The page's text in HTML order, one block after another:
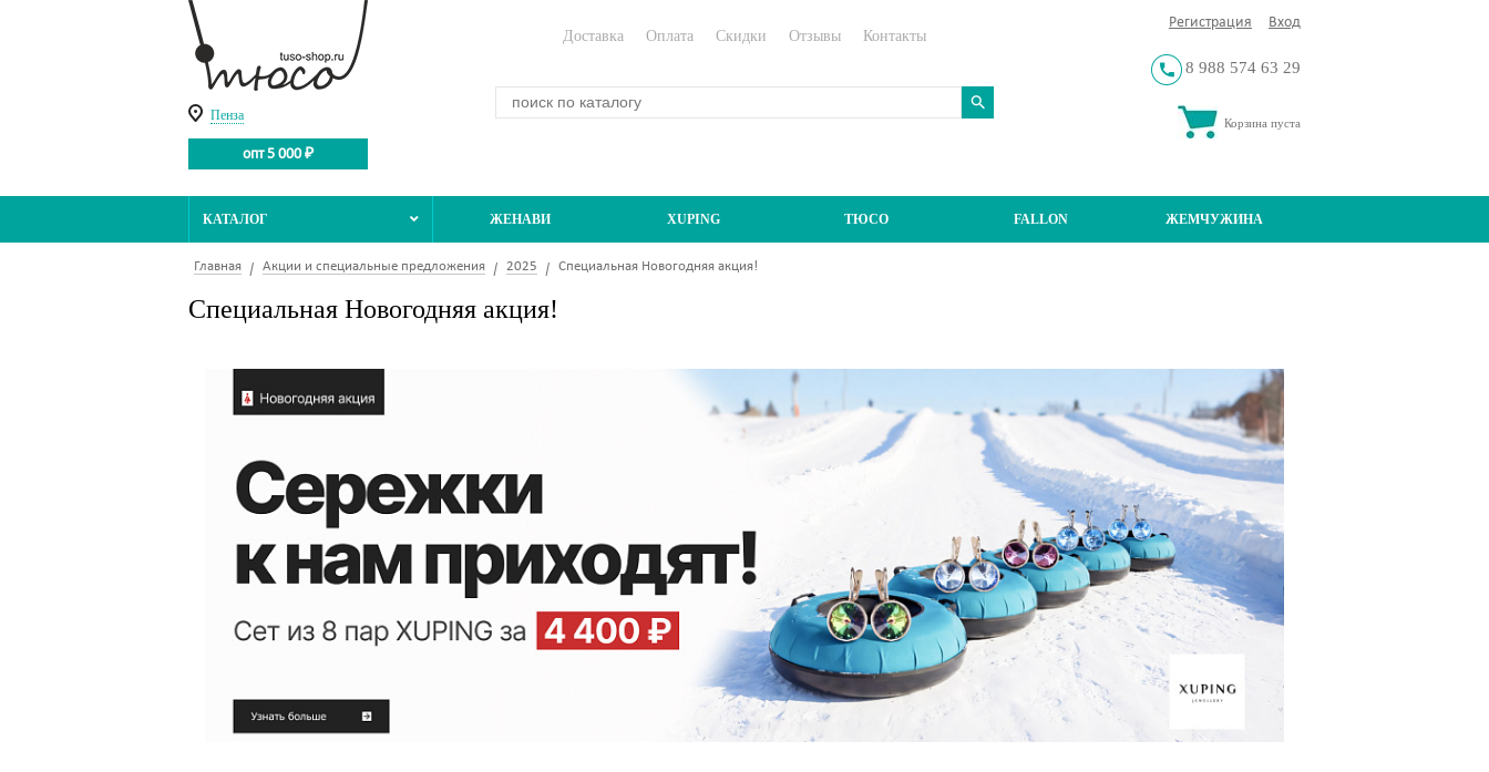
Пенза
опт 5 000 ₽
Регистрация Вход
8 988 574 63 29
Корзина пуста
Доставка Оплата Скидки Отзывы Контакты
КАТАЛОГ ЖЕНАВИ XUPING ТЮСО FALLON ЖЕМЧУЖИНА
Главная Акции и специальные предложения 2025 Специальная Новогодняя акция!
Специальная Новогодняя акция!